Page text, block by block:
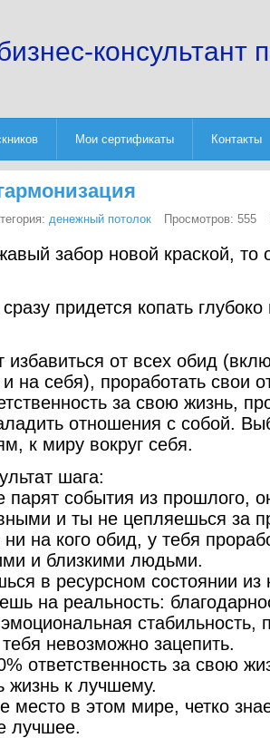
консультант
Мои сертификаты Контакты
денежный потолок Просмотров: 555
забор новой краской, то
придется копать
избавиться от всех обид
на себя), проработать свои
за свою жизнь,
отношения с собой.
к миру вокруг себя.
шага:
события из прошлого,
и ты не цепляешься за
на кого обид, у тебя
и близкими людьми.
в ресурсном состоянии из
на реальность:
стабильность,
невозможно зацепить.
ответственность за свою
жизнь к лучшему.
место в этом мире, четко
лучшее.